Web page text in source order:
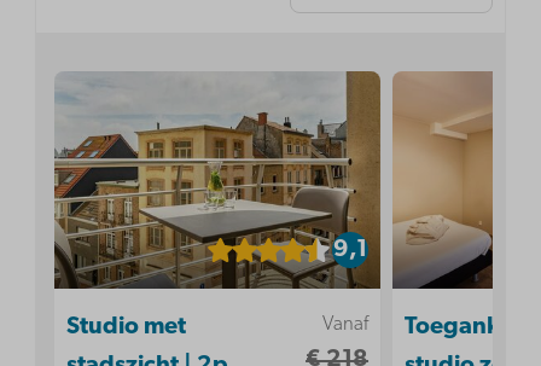
9,1
Vanaf
€ 218
Studio met